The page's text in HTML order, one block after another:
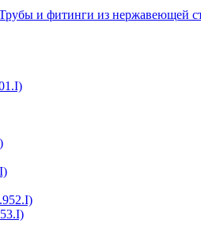
и фитинги из нержавеющей